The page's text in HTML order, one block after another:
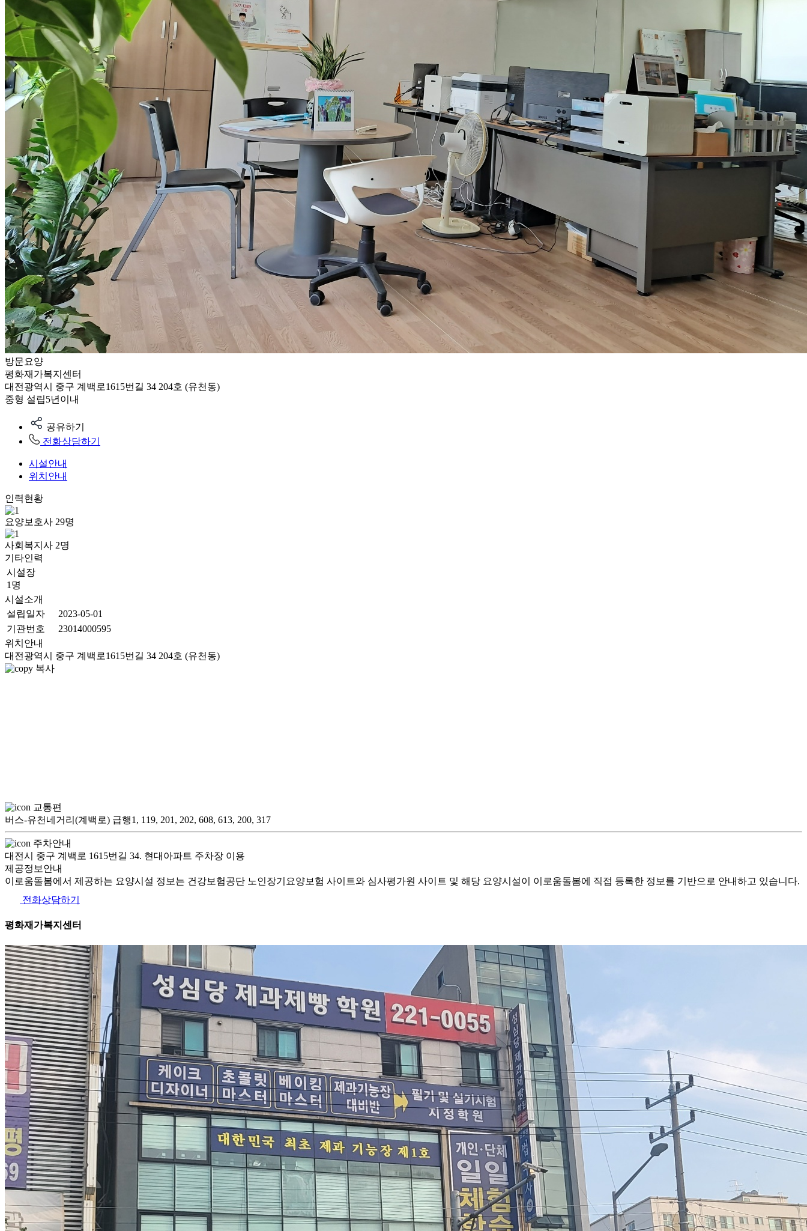
방문요양
평화재가복지센터
대전광역시 중구 계백로1615번길 34 204호 (유천동)
중형 설립5년이내
공유하기
전화상담하기
시설안내
위치안내
인력현황
요양보호사 29명
사회복지사 2명
기타인력
시설장
1명
시설소개
설립일자
2023-05-01
기관번호
23014000595
위치안내
대전광역시 중구 계백로1615번길 34 204호 (유천동)
복사
교통편
버스-유천네거리(계백로) 급행1, 119, 201, 202, 608, 613, 200, 317
주차안내
대전시 중구 계백로 1615번길 34. 현대아파트 주차장 이용
제공정보안내
이로움돌봄에서 제공하는 요양시설 정보는 건강보험공단 노인장기요양보험 사이트와 심사평가원 사이트 및 해당 요양시설이 이로움돌봄에 직접 등록한 정보를 기반으로 안내하고 있습니다.
전화상담하기
평화재가복지센터